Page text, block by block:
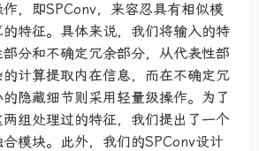
，即SPConv，来容忍具有相似模
特征。具体来说，我们将输入的特
分和不确定冗余部分，从代表性部
计算提取内在信息，而在不确定冗
隐藏细节则采用轻量级操作。为了
组处理过的特征，我们提出了一个
模块。此外，我们的SPConv设计